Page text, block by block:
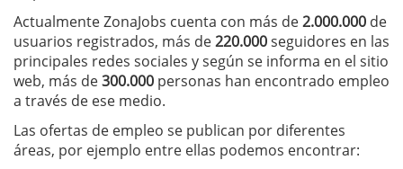
Actualmente ZonaJobs cuenta con más de2.000.000 de
usuarios registrados, más de220.000seguidores en las
principales redes sociales y según se informa en el sitio
web, más de300.000 personas han encontrado empleo
a través de ese medio.
Las ofertas de empleo se publican por diferentes
áreas, por ejemplo entre ellas podemos encontrar: